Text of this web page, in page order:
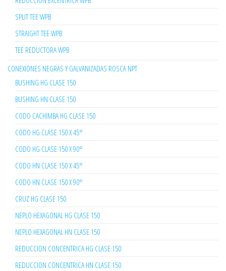
SPLIT TEE WPB
STRAIGHT TEE WPB
TEE REDUCTORA WPB
CONEXIONES NEGRAS Y GALVANIZADAS ROSCA NPT
BUSHING HG CLASE 150
BUSHING HN CLASE 150
CODO CACHIMBA HG CLASE 150
CODO HG CLASE 150 X 45°
CODO HG CLASE 150 X 90°
CODO HN CLASE 150 X 45°
CODO HN CLASE 150 X 90°
CRUZ HG CLASE 150
NEPLO HEXAGONAL HG CLASE 150
NEPLO HEXAGONAL HN CLASE 150
REDUCCION CONCENTRICA HG CLASE 150
REDUCCION CONCENTRICA HN CLASE 150